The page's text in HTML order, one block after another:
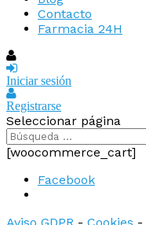
Contacto
Farmacia 24H
Iniciar sesión
Registrarse
Seleccionar página
[woocommerce_cart]
Facebook